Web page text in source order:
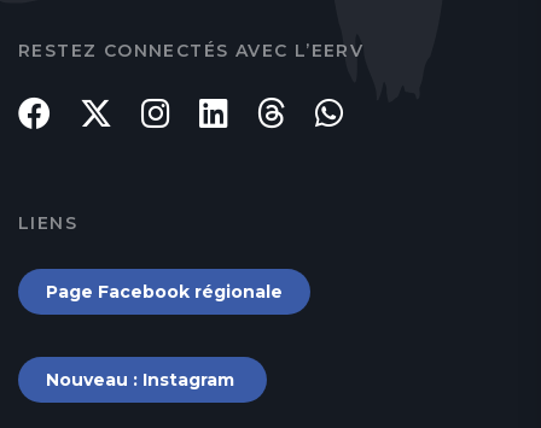
RESTEZ CONNECTÉS AVEC L’EERV
LIENS
Page Facebook régionale
Nouveau : Instagram